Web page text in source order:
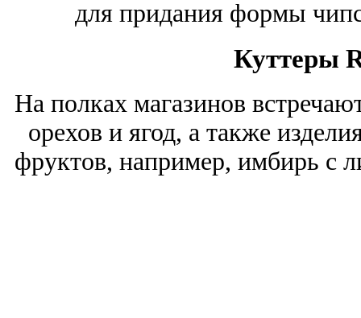
для придания формы
Куттеры
На полках магазинов
орехов и ягод, а также
фруктов, например, имбирь с